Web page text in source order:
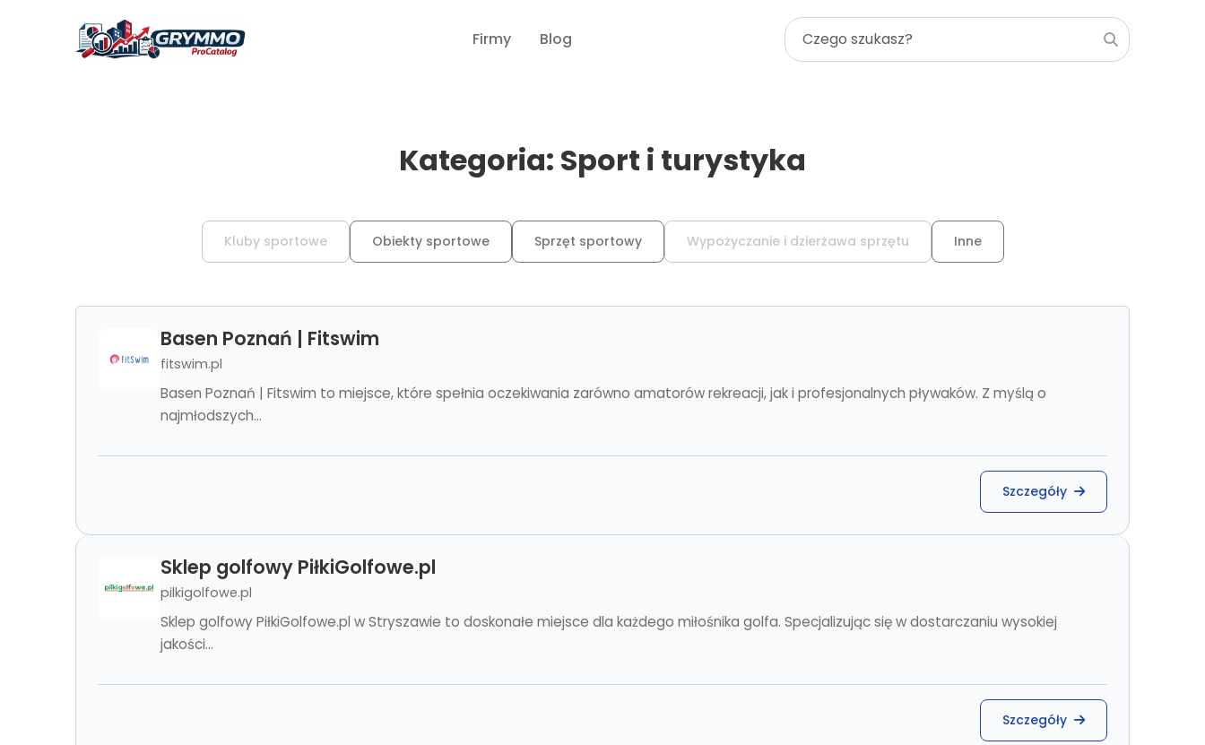
Firmy Blog
Kategoria: Sport i turystyka
Kluby sportowe Obiekty sportowe Sprzęt sportowy Wypożyczanie i dzierżawa sprzętu Inne
Basen Poznań | Fitswim
fitswim.pl
Basen Poznań | Fitswim to miejsce, które spełnia oczekiwania zarówno amatorów rekreacji, jak i profesjonalnych pływaków. Z myślą o
najmłodszych...
Szczegóły
Sklep golfowy PiłkiGolfowe.pl
pilkigolfowe.pl
Sklep golfowy PiłkiGolfowe.pl w Stryszawie to doskonałe miejsce dla każdego miłośnika golfa. Specjalizując się w dostarczaniu wysokiej
jakości...
Szczegóły